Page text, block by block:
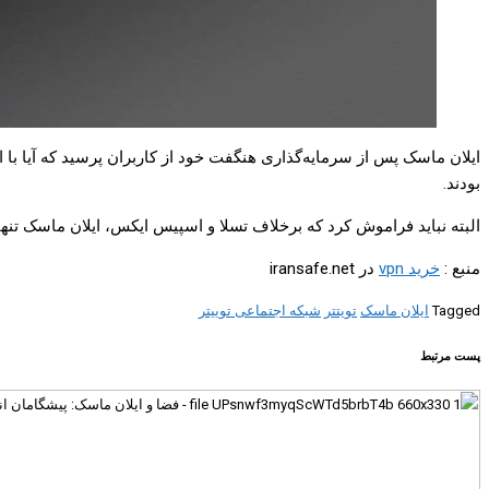
بودند.
البته نباید فراموش کرد که برخلاف تسلا و اسپیس ایکس، ایلان ماسک تنها ۹ درصد از سهام توییتر را در دست دارد؛ بنابراین برای ایجاد تغییرات مورد نظر باید سایر اعضای هیئت مدیره را نیز با خود هم
منبع : خرید vpn در iransafe.net
Tagged ایلان ماسک تویتتر شبکه اجتماعی توییتر
پست مرتبط